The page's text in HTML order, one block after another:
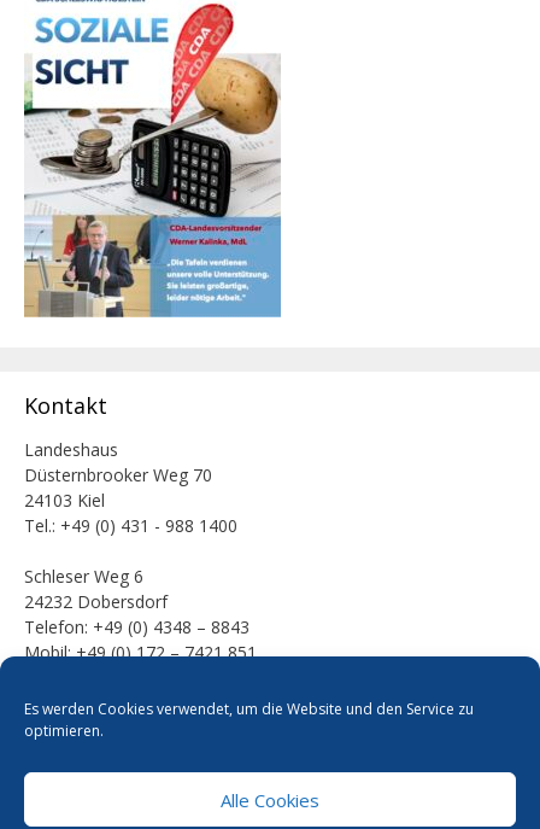
Es werden Cookies verwendet, um die Website und den Service zu
optimieren.
Alle Cookies
Kontakt
Landeshaus
Düsternbrooker Weg 70
24103 Kiel
Tel.: +49 (0) 431 - 988 1400
Schleser Weg 6
24232 Dobersdorf
Telefon: +49 (0) 4348 – 8843
Mobil: +49 (0) 172 – 7421 851
E-Mail:
mail [at] werner-kalinka [dot] de